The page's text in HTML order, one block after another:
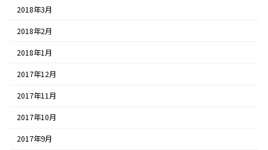
2018年3月
2018年2月
2018年1月
2017年12月
2017年11月
2017年10月
2017年9月